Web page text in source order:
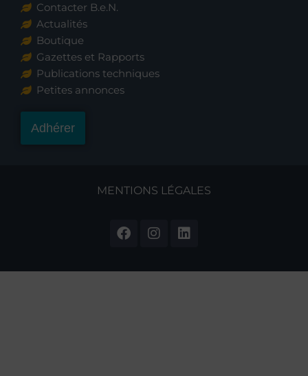
Contacter B.e.N.
Actualités
Boutique
Gazettes et Rapports
Publications techniques
Petites annonces
Adhérer
MENTIONS LÉGALES